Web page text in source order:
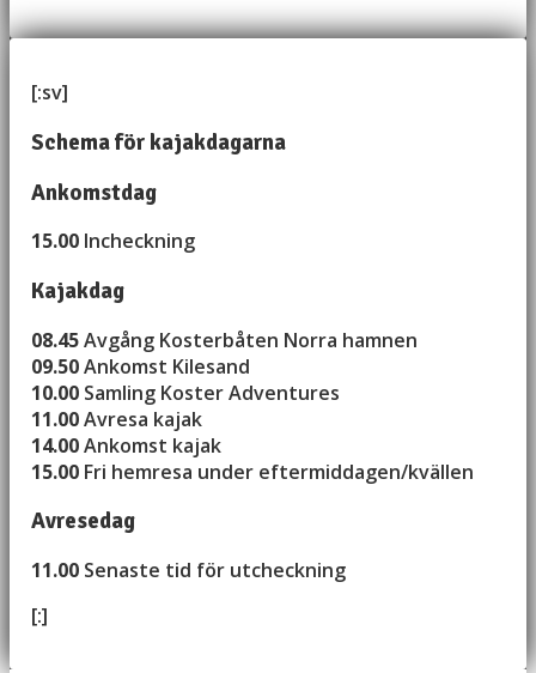
[:sv]
Schema för kajakdagarna
Ankomstdag
15.00 Incheckning
Kajakdag
08.45Avgång Kosterbåten Norra hamnen
09.50Ankomst Kilesand
10.00 Samling Koster Adventures
11.00Avresa kajak
14.00Ankomst kajak
15.00 Fri hemresa under eftermiddagen/kvällen
Avresedag
11.00 Senaste tid för utcheckning
[:]